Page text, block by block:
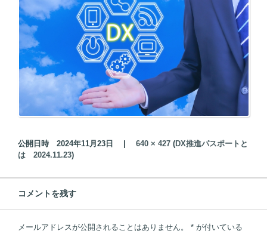
公開日時 2024年11月23日 640 × 427 (DX推進パスポートと
は 2024.11.23)
コメントを残す
メールアドレスが公開されることはありません。 * が付いている